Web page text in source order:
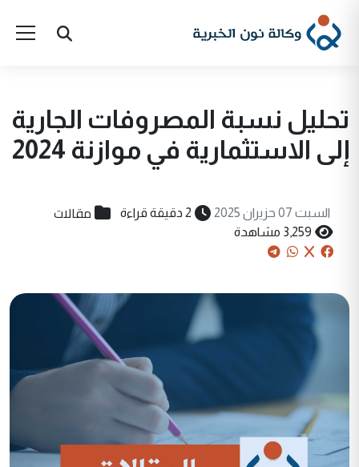
تحليل نسبة المصروفات الجارية
إلى الاستثمارية في موازنة 2024
السبت 07 حزيران 2025 2 دقيقة قراءة مقالات
3,259 مشاهدة